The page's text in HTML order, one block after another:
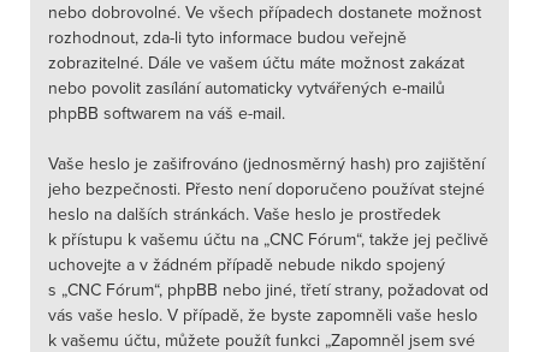
nebo dobrovolné. Ve všech případech dostanete možnost
rozhodnout, zda-li tyto informace budou veřejně
zobrazitelné. Dále ve vašem účtu máte možnost zakázat
nebo povolit zasílání automaticky vytvářených e-mailů
phpBB softwarem na váš e-mail.
Vaše heslo je zašifrováno (jednosměrný hash) pro zajištění
jeho bezpečnosti. Přesto není doporučeno používat stejné
heslo na dalších stránkách. Vaše heslo je prostředek
k přístupu k vašemu účtu na „CNC Fórum“, takže jej pečlivě
uchovejte a v žádném případě nebude nikdo spojený
s „CNC Fórum“, phpBB nebo jiné, třetí strany, požadovat od
vás vaše heslo. V případě, že byste zapomněli vaše heslo
k vašemu účtu, můžete použít funkci „Zapomněl jsem své